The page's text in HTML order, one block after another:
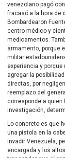
venezolano pagó
fracasó a la hora de
Bombardearon
centro médico y
medicamentos.
armamento, porque
militar
experiencia y
agregar la
directas, por
reemplazo del
corresponde a quien
investigación,
Lo concreto es que
una pistola en la
invadir Venezuela,
encargada y los